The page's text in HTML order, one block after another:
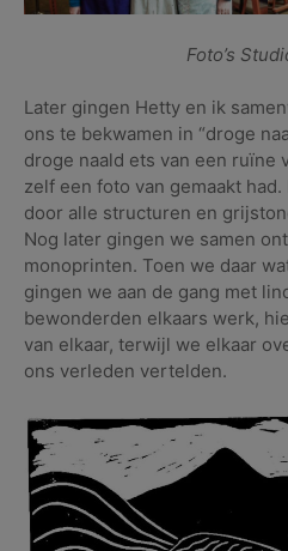
Foto’s
Later gingen Hetty en ik
ons te bekwamen in “droge
droge naald ets van een ruïne
zelf een foto van gemaakt
door alle structuren en
Nog later gingen we samen
monoprinten. Toen we daar
gingen we aan de gang met
bewonderden elkaars werk,
van elkaar, terwijl we elkaar
ons verleden vertelden.